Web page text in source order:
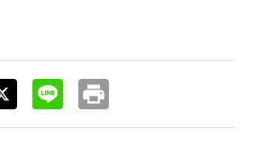
print